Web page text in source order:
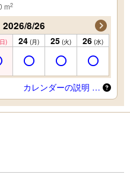
m2
8/26
) 24 (月) 25 (火) 26 (水)
カレンダーの説明 …